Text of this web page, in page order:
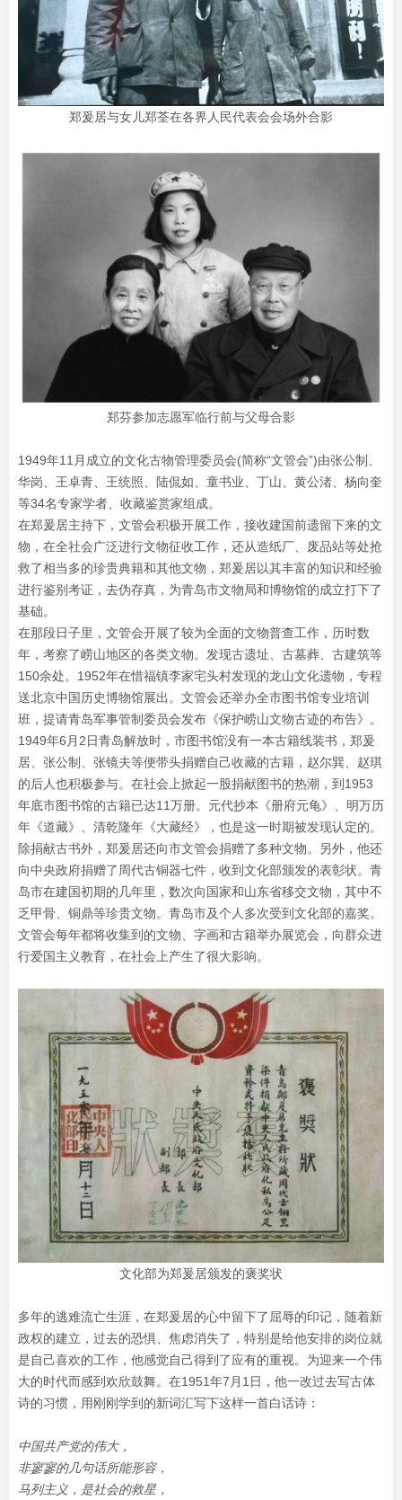
郑爰居与女儿郑荃在各界人民代表会会场外合影
郑芬参加志愿军临行前与父母合影
1949年11月成立的文化古物管理委员会(简称“文管会”)由张公制、
华岗、王卓青、王统照、陆侃如、童书业、丁山、黄公渚、杨向奎
等34名专家学者、收藏鉴赏家组成。
在郑爰居主持下，文管会积极开展工作，接收建国前遗留下来的文
物，在全社会广泛进行文物征收工作，还从造纸厂、废品站等处抢
救了相当多的珍贵典籍和其他文物，郑爰居以其丰富的知识和经验
进行鉴别考证，去伪存真，为青岛市文物局和博物馆的成立打下了
基础。
在那段日子里，文管会开展了较为全面的文物普查工作，历时数
年，考察了崂山地区的各类文物。发现古遗址、古墓葬、古建筑等
150余处。1952年在惜福镇李家宅头村发现的龙山文化遗物，专程
送北京中国历史博物馆展出。文管会还举办全市图书馆专业培训
班，提请青岛军事管制委员会发布《保护崂山文物古迹的布告》。
1949年6月2日青岛解放时，市图书馆没有一本古籍线装书，郑爰
居、张公制、张镜夫等便带头捐赠自己收藏的古籍，赵尔巽、赵琪
的后人也积极参与。在社会上掀起一股捐献图书的热潮，到1953
年底市图书馆的古籍已达11万册。元代抄本《册府元龟》、明万历
年《道藏》、清乾隆年《大藏经》，也是这一时期被发现认定的。
除捐献古书外，郑爰居还向市文管会捐赠了多种文物。另外，他还
向中央政府捐赠了周代古铜器七件，收到文化部颁发的表彰状。青
岛市在建国初期的几年里，数次向国家和山东省移交文物，其中不
乏甲骨、铜鼎等珍贵文物。青岛市及个人多次受到文化部的嘉奖。
文管会每年都将收集到的文物、字画和古籍举办展览会，向群众进
行爱国主义教育，在社会上产生了很大影响。
文化部为郑爰居颁发的褒奖状
多年的逃难流亡生涯，在郑爰居的心中留下了屈辱的印记，随着新
政权的建立，过去的恐惧、焦虑消失了，特别是给他安排的岗位就
是自己喜欢的工作，他感觉自己得到了应有的重视。为迎来一个伟
大的时代而感到欢欣鼓舞。在1951年7月1日，他一改过去写古体
诗的习惯，用刚刚学到的新词汇写下这样一首白话诗：
中国共产党的伟大，
非寥寥的几句话所能形容，
马列主义，是社会的救星，